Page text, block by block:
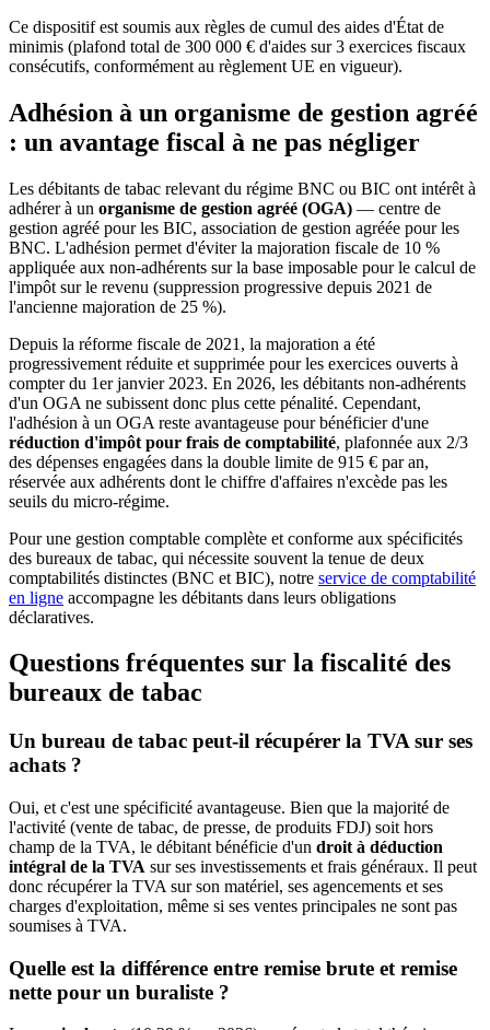
Ce dispositif est soumis aux règles de cumul des aides d'État de
minimis (plafond total de 300 000 € d'aides sur 3 exercices fiscaux
consécutifs, conformément au règlement UE en vigueur).
Adhésion à un organisme de gestion agréé
: un avantage fiscal à ne pas négliger
Les débitants de tabac relevant du régime BNC ou BIC ont intérêt à
adhérer à un organisme de gestion agréé (OGA) — centre de
gestion agréé pour les BIC, association de gestion agréée pour les
BNC. L'adhésion permet d'éviter la majoration fiscale de 10 %
appliquée aux non-adhérents sur la base imposable pour le calcul de
l'impôt sur le revenu (suppression progressive depuis 2021 de
l'ancienne majoration de 25 %).
Depuis la réforme fiscale de 2021, la majoration a été
progressivement réduite et supprimée pour les exercices ouverts à
compter du 1er janvier 2023. En 2026, les débitants non-adhérents
d'un OGA ne subissent donc plus cette pénalité. Cependant,
l'adhésion à un OGA reste avantageuse pour bénéficier d'une
réduction d'impôt pour frais de comptabilité, plafonnée aux 2/3
des dépenses engagées dans la double limite de 915 € par an,
réservée aux adhérents dont le chiffre d'affaires n'excède pas les
seuils du micro-régime.
Pour une gestion comptable complète et conforme aux spécificités
des bureaux de tabac, qui nécessite souvent la tenue de deux
comptabilités distinctes (BNC et BIC), notre service de comptabilité
en ligne accompagne les débitants dans leurs obligations
déclaratives.
Questions fréquentes sur la fiscalité des
bureaux de tabac
Un bureau de tabac peut-il récupérer la TVA sur ses
achats ?
Oui, et c'est une spécificité avantageuse. Bien que la majorité de
l'activité (vente de tabac, de presse, de produits FDJ) soit hors
champ de la TVA, le débitant bénéficie d'un droit à déduction
intégral de la TVA sur ses investissements et frais généraux. Il peut
donc récupérer la TVA sur son matériel, ses agencements et ses
charges d'exploitation, même si ses ventes principales ne sont pas
soumises à TVA.
Quelle est la différence entre remise brute et remise
nette pour un buraliste ?